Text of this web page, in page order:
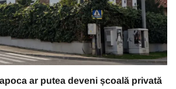
ar putea deveni școală privată